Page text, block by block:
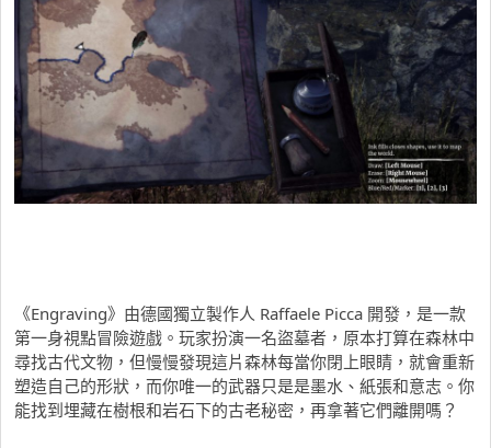
《Engraving》由德國獨立製作人 Raffaele Picca 開發，是一款
第一身視點冒險遊戲。玩家扮演一名盜墓者，原本打算在森林中
尋找古代文物，但慢慢發現這片森林每當你閉上眼睛，就會重新
塑造自己的形狀，而你唯一的武器只是是墨水、紙張和意志。你
能找到埋藏在樹根和岩石下的古老秘密，再拿著它們離開嗎？